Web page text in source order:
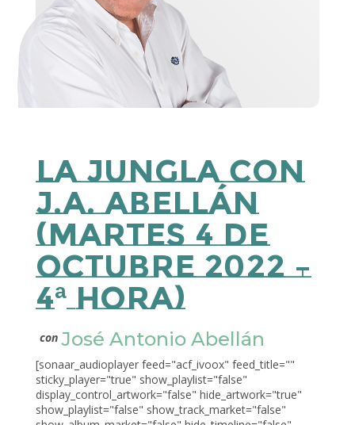
La Jungla con
J.A. Abellán
(martes 4 de
octubre 2022 –
4ª Hora)
con José Antonio Abellán
[sonaar_audioplayer feed="acf_ivoox" feed_title=""
sticky_player="true" show_playlist="false"
display_control_artwork="false" hide_artwork="true"
show_playlist="false" show_track_market="false"